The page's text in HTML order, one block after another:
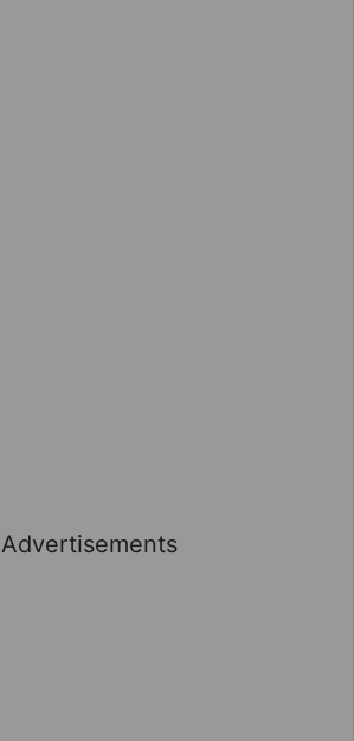
Advertisements